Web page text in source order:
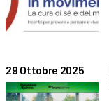
29 Ottobre 2025